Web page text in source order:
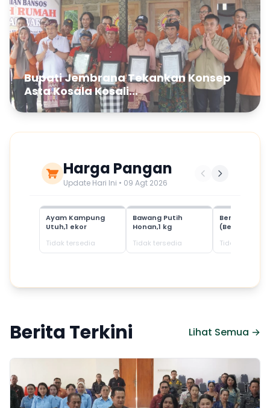
Bupati Jembrana Tekankan Konsep
Asta Kosala Kosali...
Harga Pangan
Update Hari Ini • 09 Agt 2026
Ayam Kampung
Utuh,1 ekor
Tidak tersedia
Bawang Putih
Honan,1 kg
Tidak tersedia
Beras
(Beras SPHP)
Tidak tersedia
Berita Terkini Lihat Semua →